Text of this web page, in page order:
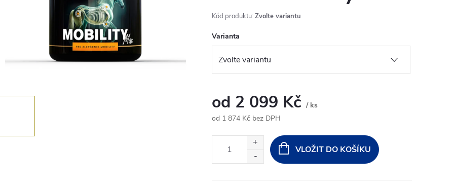
Kód produktu: Zvolte variantu
Varianta
od 2 099 Kč / ks
od 1 874 Kč bez DPH
VLOŽIT DO KOŠÍKU